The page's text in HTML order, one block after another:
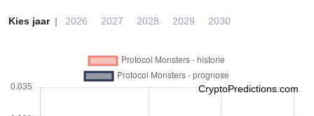
Kies jaar 2026 2027 2028 2029 2030
CryptoPredictions.com